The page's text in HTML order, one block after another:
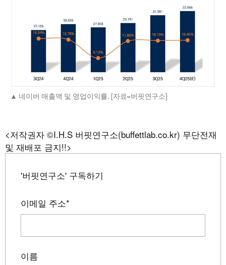
네이버 매출액 및 영업이익률. [자료=버핏연구소]
<저작권자 ©I.H.S 버핏연구소(buffettlab.co.kr) 무단전재
및 재배포 금지!!>
'버핏연구소' 구독하기
이메일 주소*
이름